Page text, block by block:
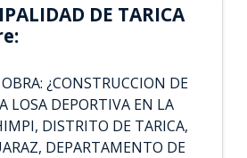
DE TARICA
¿CONSTRUCCION DE
LOSA DEPORTIVA EN LA
DISTRITO DE TARICA,
DEPARTAMENTO DE